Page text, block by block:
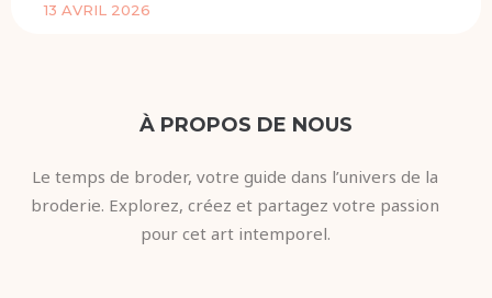
13 AVRIL 2026
À PROPOS DE NOUS
Le temps de broder, votre guide dans l’univers de la
broderie. Explorez, créez et partagez votre passion
pour cet art intemporel.